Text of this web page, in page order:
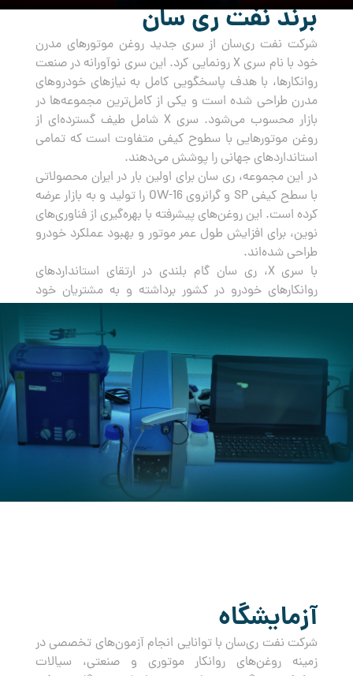
برند نفت ری سان
شرکت نفت ری‌سان از سری جدید روغن‌ موتورهای مدرن
خود با نام سری X رونمایی کرد. این سری نوآورانه در صنعت
روانکارها، با هدف پاسخگویی کامل به نیازهای خودروهای
مدرن طراحی شده است و یکی از کامل‌ترین مجموعه‌ها در
بازار محسوب می‌شود. سری X شامل طیف گسترده‌ای از
روغن‌ موتورهایی با سطوح کیفی متفاوت است که تمامی
استانداردهای جهانی را پوشش می‌دهند.
در این مجموعه، ری سان برای اولین بار در ایران محصولاتی
با سطح کیفی SP و گرانروی OW-16 را تولید و به بازار عرضه
کرده است. این روغن‌های پیشرفته با بهره‌گیری از فناوری‌های
نوین، برای افزایش طول عمر موتور و بهبود عملکرد خودرو
طراحی شده‌اند.
با سری X، ری سان گام بلندی در ارتقای استانداردهای
روانکارهای خودرو در کشور برداشته و به مشتریان خود
آزمایشگاه
شرکت نفت ری‌سان با توانایی انجام آزمون‌های تخصصی در
زمینه روغن‌های روانکار موتوری و صنعتی، سیالات